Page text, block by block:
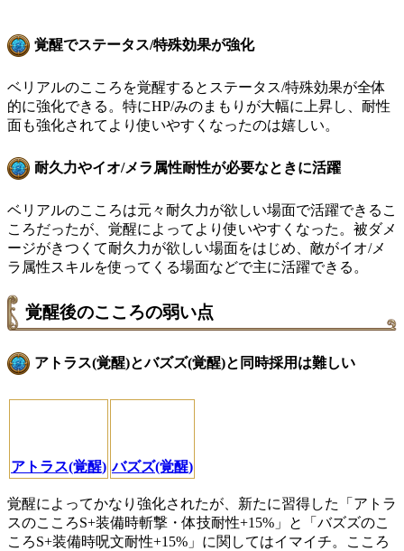
覚醒でステータス/特殊効果が強化
ベリアルのこころを覚醒するとステータス/特殊効果が全体
的に強化できる。特にHP/みのまもりが大幅に上昇し、耐性
面も強化されてより使いやすくなったのは嬉しい。
耐久力やイオ/メラ属性耐性が必要なときに活躍
ベリアルのこころは元々耐久力が欲しい場面で活躍できるこ
ころだったが、覚醒によってより使いやすくなった。被ダメ
ージがきつくて耐久力が欲しい場面をはじめ、敵がイオ/メ
ラ属性スキルを使ってくる場面などで主に活躍できる。
覚醒後のこころの弱い点
アトラス(覚醒)とバズズ(覚醒)と同時採用は難しい
アトラス(覚醒) バズズ(覚醒)
覚醒によってかなり強化されたが、新たに習得した「アトラ
スのこころS+装備時斬撃・体技耐性+15%」と「バズズのこ
ころS+装備時呪文耐性+15%」に関してはイマイチ。こころ